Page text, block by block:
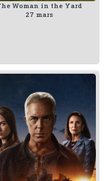
Woman in the Yard
27 mars